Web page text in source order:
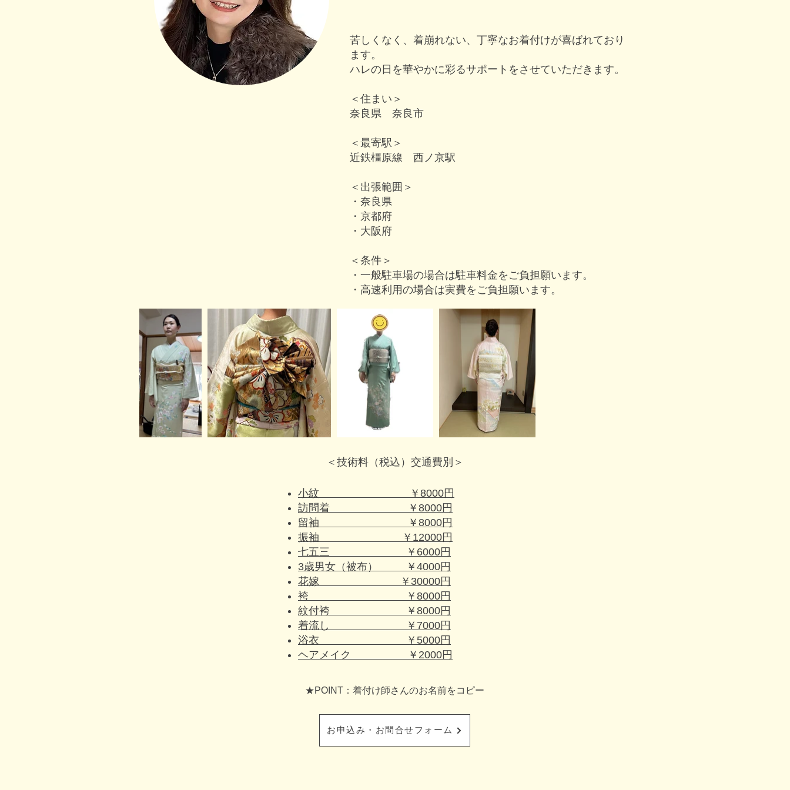
苦しくなく、着崩れない、丁寧なお着付けが喜ばれており
ます。
ハレの日を華やかに彩るサポートをさせていただきます。
＜住まい＞
奈良県 奈良市
＜最寄駅＞
近鉄橿原線 西ノ京駅
＜出張範囲＞
・奈良県
・京都府
・大阪府
＜条件＞
・一般駐車場の場合は駐車料金をご負担願います。
・高速利用の場合は実費をご負担願います。
＜技術料（税込）交通費別＞
小紋 ￥8000円
訪問着 ￥8000円
留袖 ￥8000円
振袖 ￥12000円
七五三 ￥6000円
3歳男女（被布） ￥4000円
花嫁 ￥30000円
袴 ￥8000円
紋付袴 ￥8000円
着流し ￥7000円
浴衣 ￥5000円
ヘアメイク ￥2000円
★POINT：着付け師さんのお名前をコピー
お申込み・お問合せフォーム